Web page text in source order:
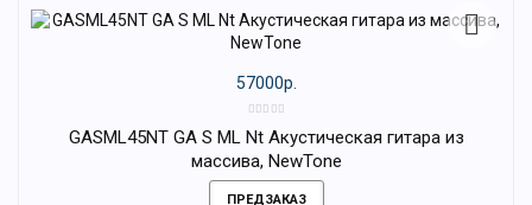
57000р.
GASML45NT GA S ML Nt Акустическая гитара из
массива, NewTone
ПРЕДЗАКАЗ